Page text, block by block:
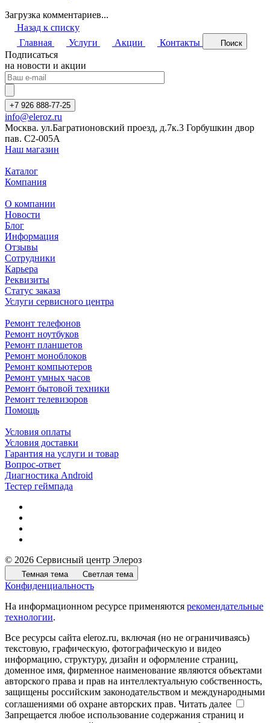
Загрузка комментариев...
Назад к списку
Главная
Услуги Акции Контакты Поиск
Подписаться
на новости и акции
+7 926 888-77-25
info@eleroz.ru
Москва. ул.Багратионовский проезд, д.7к.3 Горбушкин двор
пав. C2-005A
Наш магазин
Каталог
Компания
О компании
Новости
Блог
Информация
Отзывы
Сотрудники
Карьера
Реквизиты
Статус заказа
Услуги сервисного центра
Ремонт телефонов
Ремонт ноутбуков
Ремонт планшетов
Ремонт моноблоков
Ремонт компьютеров
Ремонт умных часов
Ремонт бытовой техники
Ремонт телевизоров
Помощь
Условия оплаты
Условия доставки
Гарантия на услуги и товар
Вопрос-ответ
Диагностика Android
Тестер геймпада
© 2026 Сервисный центр Элероз
Темная тема Светлая тема
Конфиденциальность
На информационном ресурсе применяются рекомендательные
технологии.
Все ресурсы сайта eleroz.ru, включая (но не ограничиваясь)
текстовую, графическую, фотографическую и видео
информацию, структуру, дизайн и оформление страниц,
доменное имя, фирменное наименование являются объектами
авторского права и прав на интеллектуальную собственность,
защищены российским законодательством и международными
соглашениями об охране авторских прав. Читать далее
Запрещается любое использование содержания страниц и